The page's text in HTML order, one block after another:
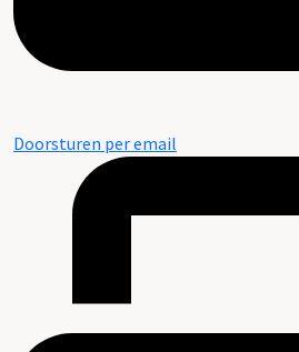
Doorsturen per email